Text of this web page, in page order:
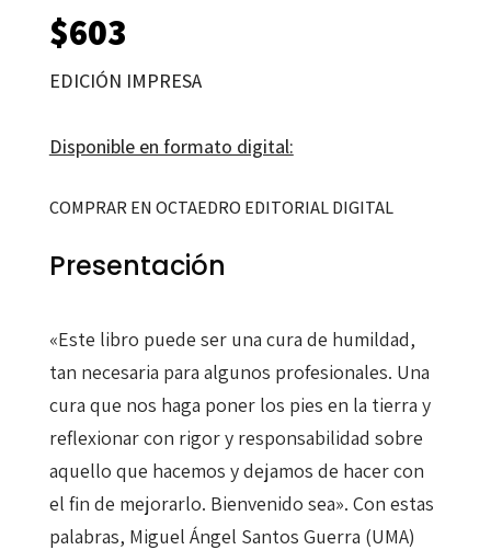
$603
EDICIÓN IMPRESA
Disponible en formato digital:
COMPRAR EN OCTAEDRO EDITORIAL DIGITAL
Presentación
«Este libro puede ser una cura de humildad,
tan necesaria para algunos profesionales. Una
cura que nos haga poner los pies en la tierra y
reflexionar con rigor y responsabilidad sobre
aquello que hacemos y dejamos de hacer con
el fin de mejorarlo. Bienvenido sea». Con estas
palabras, Miguel Ángel Santos Guerra (UMA)